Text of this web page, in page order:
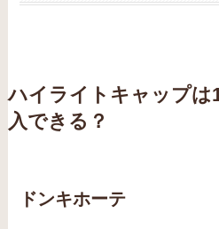
ハイライトキャップは
入できる？
ドンキホーテ